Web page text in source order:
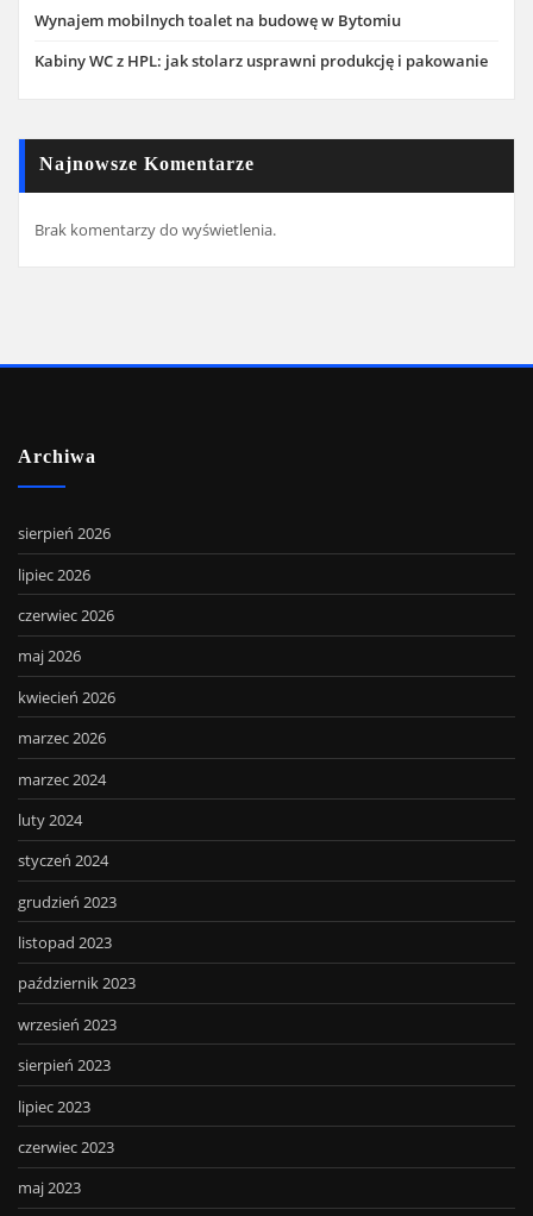
Wynajem mobilnych toalet na budowę w Bytomiu
Kabiny WC z HPL: jak stolarz usprawni produkcję i pakowanie
Najnowsze Komentarze
Brak komentarzy do wyświetlenia.
Archiwa
sierpień 2026
lipiec 2026
czerwiec 2026
maj 2026
kwiecień 2026
marzec 2026
marzec 2024
luty 2024
styczeń 2024
grudzień 2023
listopad 2023
październik 2023
wrzesień 2023
sierpień 2023
lipiec 2023
czerwiec 2023
maj 2023